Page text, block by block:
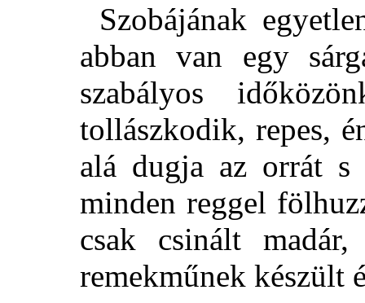
Szobájának
abban van egy
szabályos
tollászkodik, repes,
alá dugja az orrát
minden reggel
csak csinált
remekműnek készült